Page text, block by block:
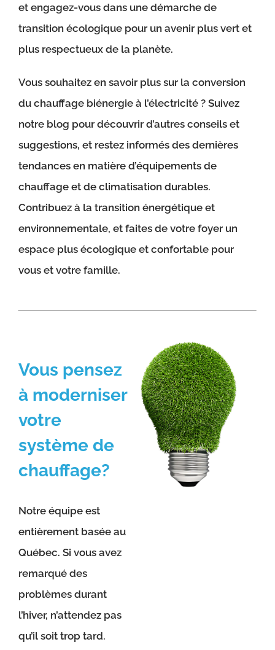
et engagez-vous dans une démarche de
transition écologique pour un avenir plus vert et
plus respectueux de la planète.
Vous souhaitez en savoir plus sur la conversion
du chauffage biénergie à l’électricité ? Suivez
notre blog pour découvrir d’autres conseils et
suggestions, et restez informés des dernières
tendances en matière d’équipements de
chauffage et de climatisation durables.
Contribuez à la transition énergétique et
environnementale, et faites de votre foyer un
espace plus écologique et confortable pour
vous et votre famille.
Vous pensez
à moderniser
votre
système de
chauffage?
Notre équipe est
entièrement basée au
Québec. Si vous avez
remarqué des
problèmes durant
l’hiver, n’attendez pas
qu’il soit trop tard.